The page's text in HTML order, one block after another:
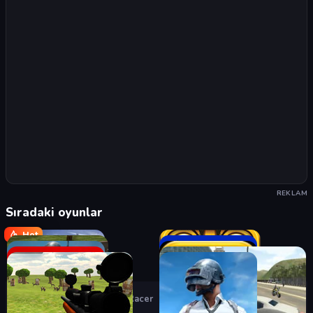
REKLAM
Sıradaki oyunlar
Hot
Oyunlar›3D Oyunlar Ace Racer